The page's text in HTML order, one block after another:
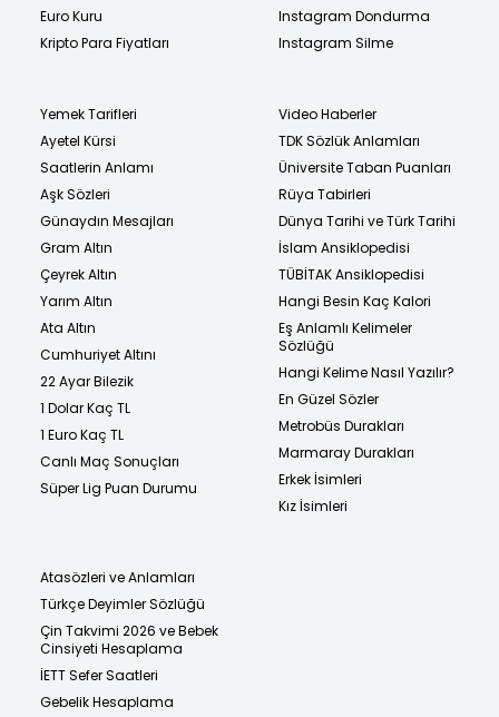
Euro Kuru
Kripto Para Fiyatları
Instagram Dondurma
Instagram Silme
Yemek Tarifleri
Ayetel Kürsi
Saatlerin Anlamı
Aşk Sözleri
Günaydın Mesajları
Gram Altın
Çeyrek Altın
Yarım Altın
Ata Altın
Cumhuriyet Altını
22 Ayar Bilezik
1 Dolar Kaç TL
1 Euro Kaç TL
Canlı Maç Sonuçları
Süper Lig Puan Durumu
Video Haberler
TDK Sözlük Anlamları
Üniversite Taban Puanları
Rüya Tabirleri
Dünya Tarihi ve Türk Tarihi
İslam Ansiklopedisi
TÜBİTAK Ansiklopedisi
Hangi Besin Kaç Kalori
Eş Anlamlı Kelimeler
Sözlüğü
Hangi Kelime Nasıl Yazılır?
En Güzel Sözler
Metrobüs Durakları
Marmaray Durakları
Erkek İsimleri
Kız İsimleri
Atasözleri ve Anlamları
Türkçe Deyimler Sözlüğü
Çin Takvimi 2026 ve Bebek
Cinsiyeti Hesaplama
İETT Sefer Saatleri
Gebelik Hesaplama